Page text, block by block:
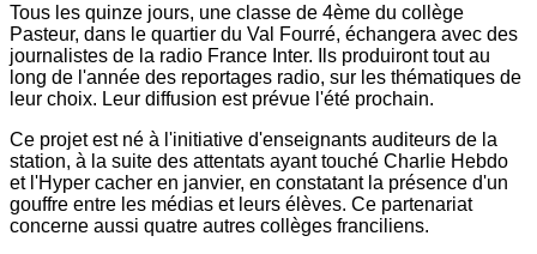
Tous les quinze jours, une classe de 4ème du collège
Pasteur, dans le quartier du Val Fourré, échangera avec des
journalistes de la radio France Inter. Ils produiront tout au
long de l'année des reportages radio, sur les thématiques de
leur choix. Leur diffusion est prévue l'été prochain.
Ce projet est né à l'initiative d'enseignants auditeurs de la
station, à la suite des attentats ayant touché Charlie Hebdo
et l'Hyper cacher en janvier, en constatant la présence d'un
gouffre entre les médias et leurs élèves. Ce partenariat
concerne aussi quatre autres collèges franciliens.